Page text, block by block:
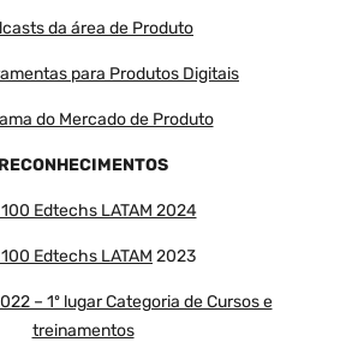
da área de Produto
para Produtos Digitais
do Mercado de Produto
RECONHECIMENTOS
Edtechs LATAM 2024
Edtechs LATAM 2023
– 1º lugar Categoria de Cursos e
treinamentos